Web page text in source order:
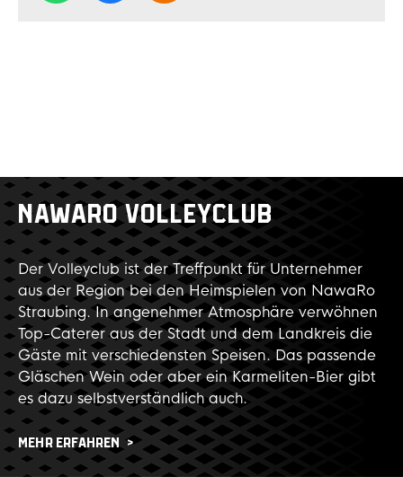
NAWARO VOLLEYCLUB
Der Volleyclub ist der Treffpunkt für Unternehmer
aus der Region bei den Heimspielen von NawaRo
Straubing. In angenehmer Atmosphäre verwöhnen
Top-Caterer aus der Stadt und dem Landkreis die
Gäste mit verschiedensten Speisen. Das passende
Gläschen Wein oder aber ein Karmeliten-Bier gibt
es dazu selbstverständlich auch.
MEHR ERFAHREN